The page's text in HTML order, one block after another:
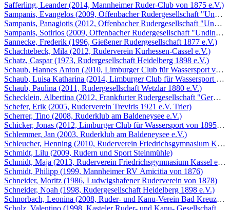
Safferling, Leander (2014, Mannheimer Ruder-Club von 1875 e.V.)
Sampanis, Evangelos (2009, Offenbacher Rudergesellschaft
Sampanis, Panagiotis (2012, Offenbacher Rudergesellschaft
Sampanis, Sotirios (2009, Offenbacher Rudergesellschaft "Undine"
Sannecke, Frederik (1996, Gießener Rudergesellschaft 1877 e.V.)
Schachtebeck, Mila (2012, Ruderverein Kurhessen-Cassel e.V.)
Schatz, Caspar (1973, Rudergesellschaft Heidelberg 1898 e.V.)
Schaub, Hannes Anton (2010, Limburger Club für Wassersport von
Schaub, Luisa Katharina (2014, Limburger Club für Wassersport
Schaub, Paulina (2011, Rudergesellschaft Wetzlar 1880 e.V.)
Schecklein, Albertina (2012, Frankfurter Rudergesellschaft
Schefer, Erik (2005, Ruderverein Treviris 1921 e.V. Trier)
Scherrer, Tino (2008, Ruderklub am Baldeneysee e.V.)
Schicker, Jonas (2012, Limburger Club für Wassersport von 1895/
Schlemmer, Jan (2003, Ruderklub am Baldeneysee e.V.)
Schleucher, Henning (2010, Ruderverein Friedrichsgymnasium
Schmidt, Lilu (2009, Rudern und Sport Steinmühle)
Schmidt, Maja (2013, Ruderverein Friedrichsgymnasium Kassel e.V.)
Schmidt, Philipp (1999, Mannheimer RV Amicitia von 1876)
Schneider, Moritz (1986, Ludwigshafener Ruderverein von 1878)
Schneider, Noah (1998, Rudergesellschaft Heidelberg 1898 e.V.)
Schnorbach, Leonina (2008, Ruder- und Kanu-Verein Bad
Scholz, Valentino (1998, Kasteler Ruder- und Kanu- Gesellschaft